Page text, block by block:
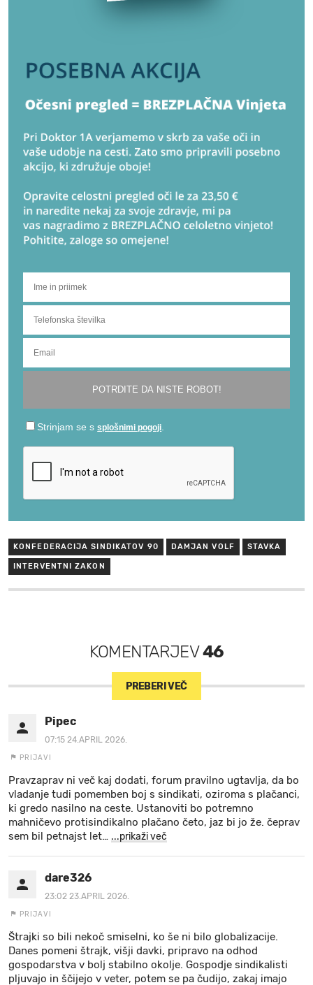
KONFEDERACIJA SINDIKATOV 90 DAMJAN VOLF STAVKA
INTERVENTNI ZAKON
KOMENTARJEV46
PREBERI VEČ
Pipec
07:15 24.APRIL 2026.
PRIJAVI
Pravzaprav ni več kaj dodati, forum pravilno ugtavlja, da bo
vladanje tudi pomemben boj s sindikati, oziroma s plačanci,
ki gredo nasilno na ceste. Ustanoviti bo potremno
mahničevo protisindikalno plačano četo, jaz bi jo že. čeprav
sem bil petnajst let… ...prikaži več
dare326
23:02 23.APRIL 2026.
PRIJAVI
Štrajki so bili nekoč smiselni, ko še ni bilo globalizacije.
Danes pomeni štrajk, višji davki, pripravo na odhod
gospodarstva v bolj stabilno okolje. Gospodje sindikalisti
pljuvajo in ščijejo v veter, potem se pa čudijo, zakaj imajo